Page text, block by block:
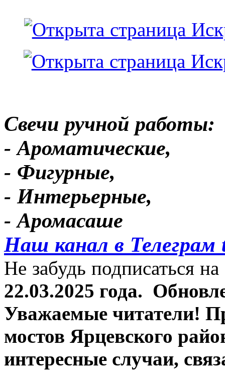
Свечи ручной работы:
- Ароматические,
- Фигурные,
- Интерьерные,
- Аромасаше
Наш канал в Телеграм
Не забудь подписаться
22.03.2025 года.
Уважаемые читатели!
мостов Ярцевского
интересные случаи,